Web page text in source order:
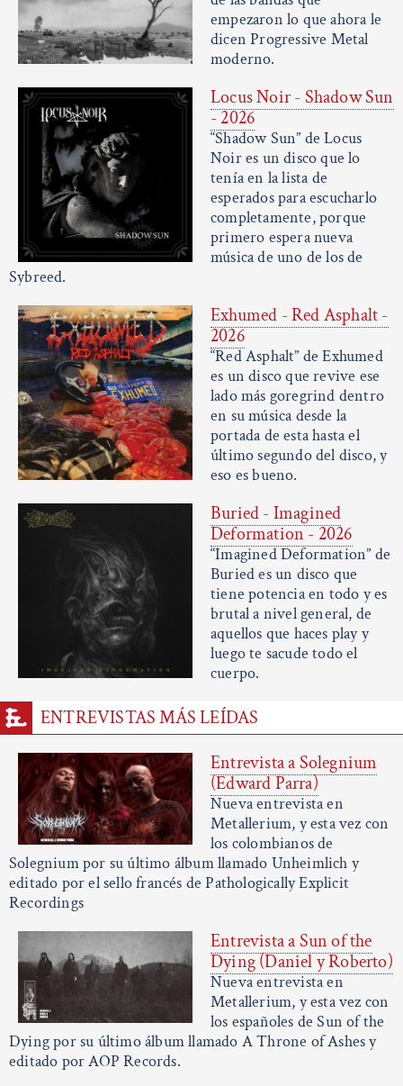
empezaron lo que ahora le
dicen Progressive Metal
moderno.
Locus Noir - Shadow Sun
- 2026
“Shadow Sun” de Locus
Noir es un disco que lo
tenía en la lista de
esperados para escucharlo
completamente, porque
primero espera nueva
música de uno de los de
Sybreed.
Exhumed - Red Asphalt -
2026
“Red Asphalt” de Exhumed
es un disco que revive ese
lado más goregrind dentro
en su música desde la
portada de esta hasta el
último segundo del disco, y
eso es bueno.
Buried - Imagined
Deformation - 2026
“Imagined Deformation” de
Buried es un disco que
tiene potencia en todo y es
brutal a nivel general, de
aquellos que haces play y
luego te sacude todo el
cuerpo.
ENTREVISTAS MÁS LEÍDAS
Entrevista a Solegnium
(Edward Parra)
Nueva entrevista en
Metallerium, y esta vez con
los colombianos de
Solegnium por su último álbum llamado Unheimlich y
editado por el sello francés de Pathologically Explicit
Recordings
Entrevista a Sun of the
Dying (Daniel y Roberto)
Nueva entrevista en
Metallerium, y esta vez con
los españoles de Sun of the
Dying por su último álbum llamado A Throne of Ashes y
editado por AOP Records.